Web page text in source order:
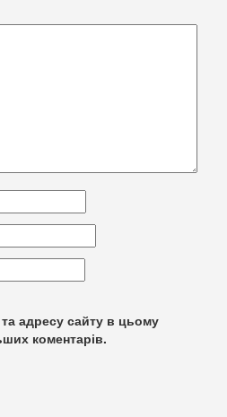
адресу сайту в цьому
коментарів.